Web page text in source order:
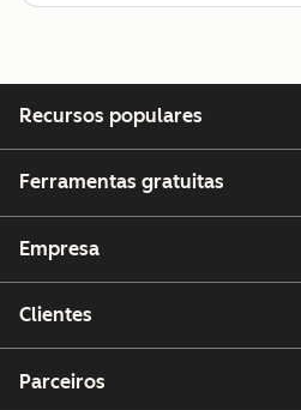
Recursos populares
Ferramentas gratuitas
Empresa
Clientes
Parceiros